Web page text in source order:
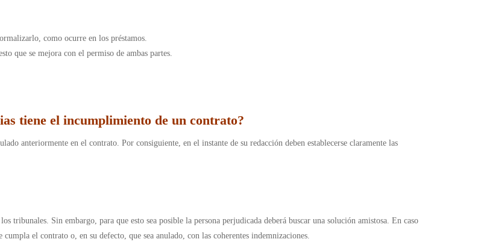
como ocurre en los préstamos.
que se mejora con el permiso de ambas partes.
tiene el incumplimiento de un contrato?
anteriormente en el contrato. Por consiguiente, en el instante de su redacción deben establecerse claramente las
Sin embargo, para que esto sea posible la persona perjudicada deberá buscar una solución amistosa. En caso
el contrato o, en su defecto, que sea anulado, con las coherentes indemnizaciones.